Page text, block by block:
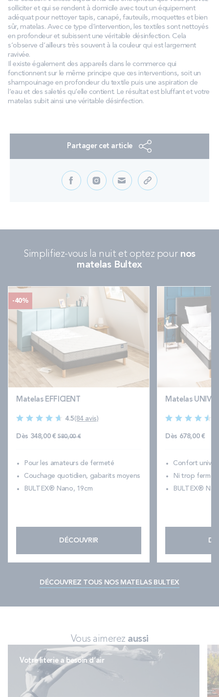
solliciter et qui se rendent à domicile avec tout un équipement
adéquat pour nettoyer tapis, canapé, fauteuils, moquettes et bien
sûr, matelas. Avec ce type d’intervention, les textiles sont nettoyés
en profondeur et subissent une véritable désinfection. Cela
s’observe d’ailleurs très souvent à la couleur qui est largement
ravivée.
Il existe également des appareils dans le commerce qui
fonctionnent sur le même principe que ces interventions, soit un
shampouinage en profondeur du textile puis une aspiration de
l’eau et des saletés qu’elle contient. Le résultat est bluffant et votre
matelas subit ainsi une véritable désinfection.
Partager cet article
Simplifiez-vous la nuit et optez pournos
matelas Bultex
-40%
Matelas EFFICIENT
4.5(84 avis)
Dès 348,00 € Prix normal
580,00 €
Pour les amateurs de fermeté
Couchage quotidien, gabarits moyens
BULTEX® Nano, 19cm
DÉCOUVRIR
Matelas
Dès 678,00 €
Confort
Ni trop ferme,
BULTEX®
DÉCOUVREZ TOUS NOS MATELAS BULTEX
Vous aimerez aussi
Votre literie a besoin d’air